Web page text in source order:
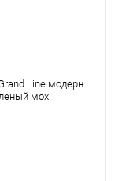
Line модерн
мох